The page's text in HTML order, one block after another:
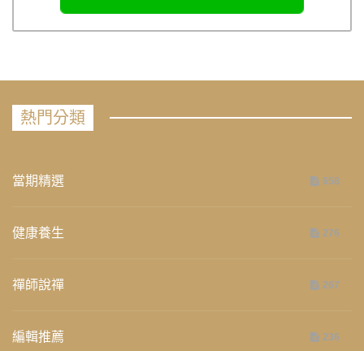
熱門分類
當期精選 658
健康養生 276
禪師說禪 267
編輯推薦 236